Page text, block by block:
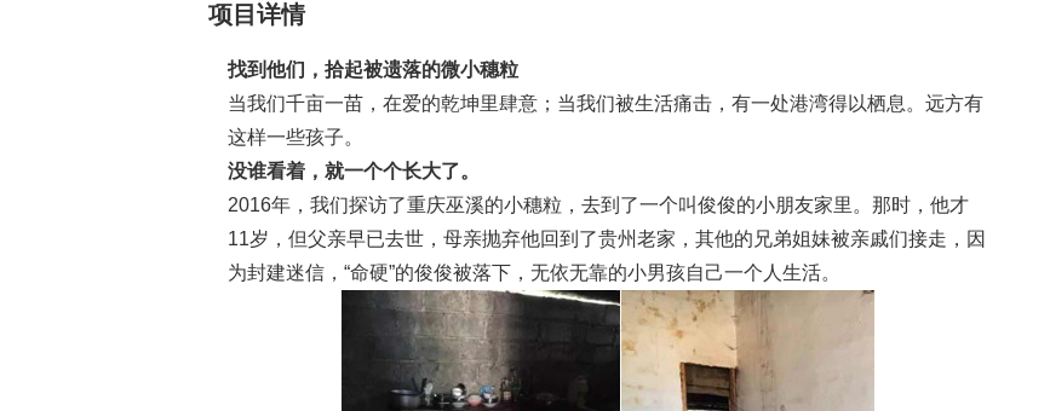
项目详情
找到他们，拾起被遗落的微小穗粒
当我们千亩一苗，在爱的乾坤里肆意；当我们被生活痛击，有一处港湾得以栖息。远方有
这样一些孩子。
没谁看着，就一个个长大了。
2016年，我们探访了重庆巫溪的小穗粒，去到了一个叫俊俊的小朋友家里。那时，他才
11岁，但父亲早已去世，母亲抛弃他回到了贵州老家，其他的兄弟姐妹被亲戚们接走，因
为封建迷信，“命硬”的俊俊被落下，无依无靠的小男孩自己一个人生活。